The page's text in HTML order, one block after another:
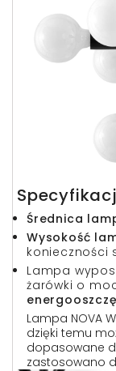
Średnica
Wysokość
konieczności
Lampa
żarówki o
Lampa NOVA
dzięki temu
dopasowane
zastosowano